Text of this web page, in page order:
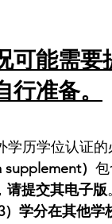
可能需
准备。
学历学位认证
）
请提交其电子版
学分在其他学